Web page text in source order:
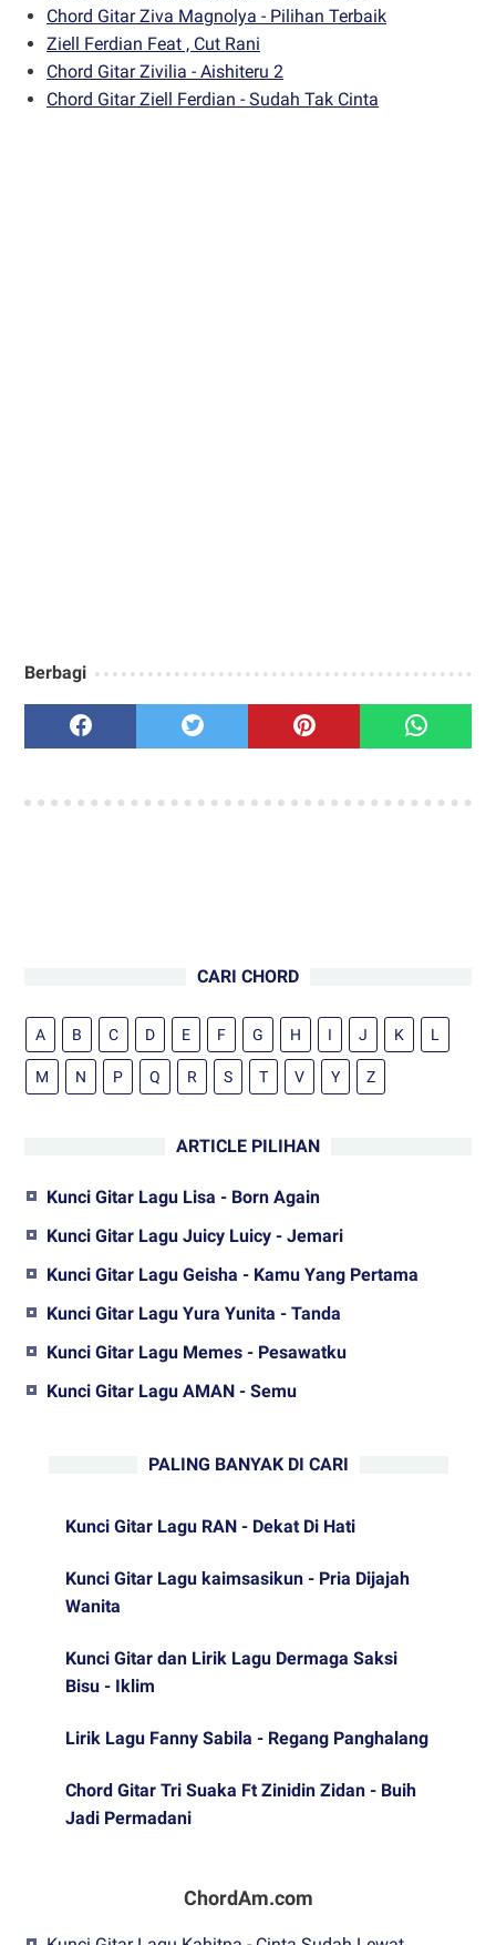
Chord Gitar Ziva Magnolya - Pilihan Terbaik
Ziell Ferdian Feat , Cut Rani
Chord Gitar Zivilia - Aishiteru 2
Chord Gitar Ziell Ferdian - Sudah Tak Cinta
Berbagi
CARI CHORD
A B C D E F G H I J K L
M N P Q R S T V Y Z
ARTICLE PILIHAN
Kunci Gitar Lagu Lisa - Born Again
Kunci Gitar Lagu Juicy Luicy - Jemari
Kunci Gitar Lagu Geisha - Kamu Yang Pertama
Kunci Gitar Lagu Yura Yunita - Tanda
Kunci Gitar Lagu Memes - Pesawatku
Kunci Gitar Lagu AMAN - Semu
PALING BANYAK DI CARI
Kunci Gitar Lagu RAN - Dekat Di Hati
Kunci Gitar Lagu kaimsasikun - Pria Dijajah
Wanita
Kunci Gitar dan Lirik Lagu Dermaga Saksi
Bisu - Iklim
Lirik Lagu Fanny Sabila - Regang Panghalang
Chord Gitar Tri Suaka Ft Zinidin Zidan - Buih
Jadi Permadani
ChordAm.com